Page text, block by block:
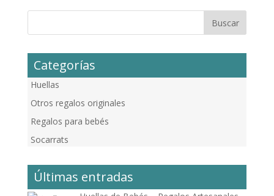
Categorías
Huellas
Otros regalos originales
Regalos para bebés
Socarrats
Últimas entradas